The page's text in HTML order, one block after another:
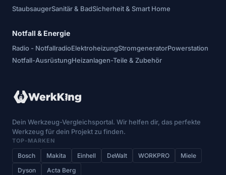
StaubsaugerSanitär & BadSicherheit & Smart Home
Notfall & Energie
Radio - NotfallradioElektroheizungStromgeneratorPowerstation
Notfall-AusrüstungHeizanlagen-Teile & Zubehör
Dein Werkzeug-Vergleichsportal. Wir helfen dir, das perfekte
Werkzeug für dein Projekt zu finden.
TOP-MARKEN
Bosch Makita Einhell DeWalt WORKPRO
Miele
Dyson
Acta Berg